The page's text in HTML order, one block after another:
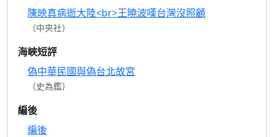
陳映真病逝大陸<br>王曉波嘆台灣沒照顧
（中央社）
海峽短評
偽中華民國與偽台北故宮
（史為鑑）
編後
編後